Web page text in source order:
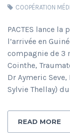
COOPÉRATION
PACTES lance la
l’arrivée en
compagnie de 3
Cointhe,
Dr Aymeric
Sylvie Thellay)
READ MORE